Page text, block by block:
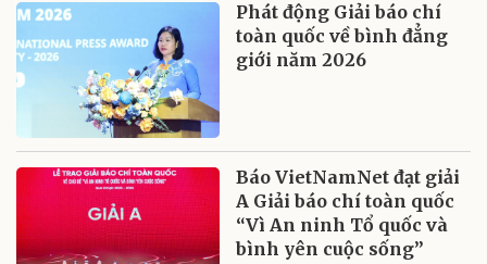
Phát động Giải báo chí
toàn quốc về bình đẳng
giới năm 2026
Báo VietNamNet đạt giải
A Giải báo chí toàn quốc
“Vì An ninh Tổ quốc và
bình yên cuộc sống”